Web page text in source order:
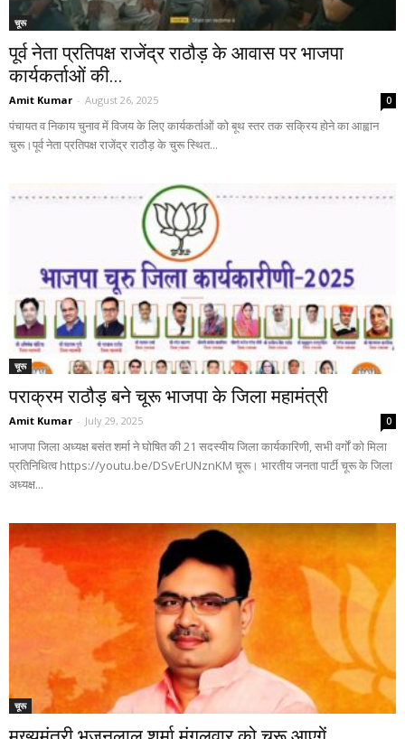
चूरू
पूर्व नेता प्रतिपक्ष राजेंद्र राठौड़ के आवास पर भाजपा
कार्यकर्ताओं की...
Amit Kumar - August 26, 2025 0
पंचायत व निकाय चुनाव में विजय के लिए कार्यकर्ताओं को बूथ स्तर तक सक्रिय होने का आह्वान
चुरू।पूर्व नेता प्रतिपक्ष राजेंद्र राठौड़ के चुरू स्थित...
चूरू
पराक्रम राठौड़ बने चूरू भाजपा के जिला महामंत्री
Amit Kumar - July 29, 2025 0
भाजपा जिला अध्यक्ष बसंत शर्मा ने घोषित की 21 सदस्यीय जिला कार्यकारिणी, सभी वर्गों को मिला
प्रतिनिधित्व https://youtu.be/DSvErUNznKM चूरू। भारतीय जनता पार्टी चूरू के जिला
अध्यक्ष...
चूरू